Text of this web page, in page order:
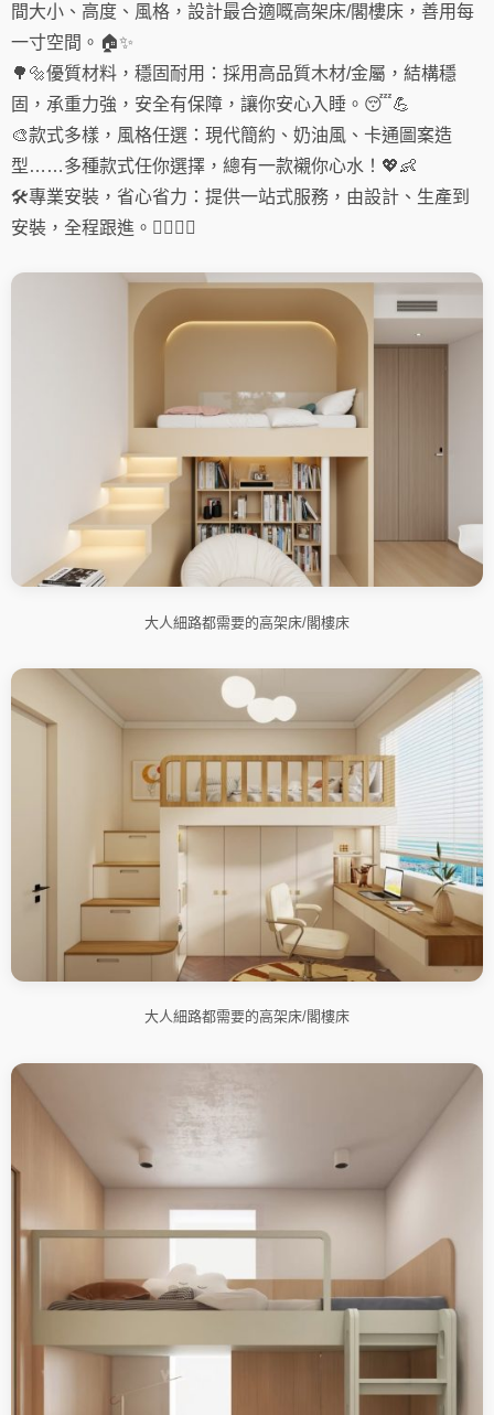
間大小、高度、風格，設計最合適嘅高架床/閣樓床，善用每
一寸空間。🏠✨
🌳🔩優質材料，穩固耐用：採用高品質木材/金屬，結構穩
固，承重力強，安全有保障，讓你安心入睡。😴💪
🎨款式多樣，風格任選：現代簡約、奶油風、卡通圖案造
型……多種款式任你選擇，總有一款襯你心水！💖👶
🛠️專業安裝，省心省力：提供一站式服務，由設計、生產到
安裝，全程跟進。👷‍♂️👷‍♀️
大人細路都需要的高架床/閣樓床
大人細路都需要的高架床/閣樓床